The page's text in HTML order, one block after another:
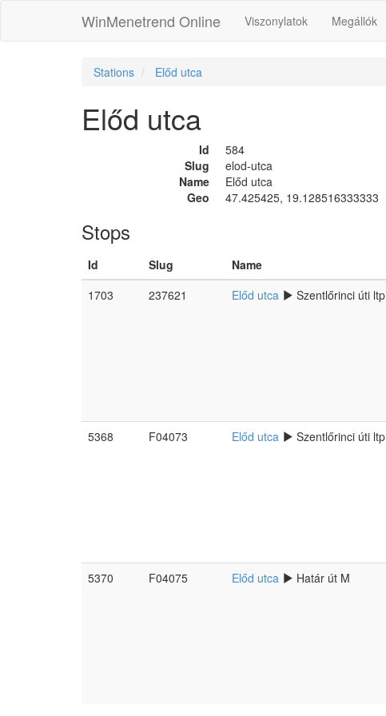
WinMenetrend Online Viszonylatok Megállók
Stations Előd utca
Előd utca
Id
584
Slug
elod-utca
Name
Előd utca
Geo
47.425425, 19.128516333333
Stops
Id Slug Name
1703
237621 Előd utca Szentlőrinci úti
5368 F04073 Előd utca Szentlőrinci úti
5370 F04075 Előd utca Határ út M